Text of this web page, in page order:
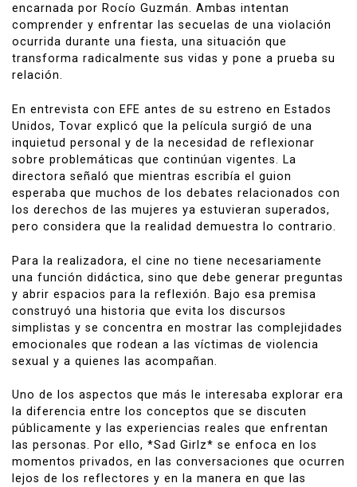
encarnada por Rocío Guzmán. Ambas intentan
comprender y enfrentar las secuelas de una violación
ocurrida durante una fiesta, una situación que
transforma radicalmente sus vidas y pone a prueba su
relación.
En entrevista con EFE antes de su estreno en Estados
Unidos, Tovar explicó que la película surgió de una
inquietud personal y de la necesidad de reflexionar
sobre problemáticas que continúan vigentes. La
directora señaló que mientras escribía el guion
esperaba que muchos de los debates relacionados con
los derechos de las mujeres ya estuvieran superados,
pero considera que la realidad demuestra lo contrario.
Para la realizadora, el cine no tiene necesariamente
una función didáctica, sino que debe generar preguntas
y abrir espacios para la reflexión. Bajo esa premisa
construyó una historia que evita los discursos
simplistas y se concentra en mostrar las complejidades
emocionales que rodean a las víctimas de violencia
sexual y a quienes las acompañan.
Uno de los aspectos que más le interesaba explorar era
la diferencia entre los conceptos que se discuten
públicamente y las experiencias reales que enfrentan
las personas. Por ello, *Sad Girlz* se enfoca en los
momentos privados, en las conversaciones que ocurren
lejos de los reflectores y en la manera en que las